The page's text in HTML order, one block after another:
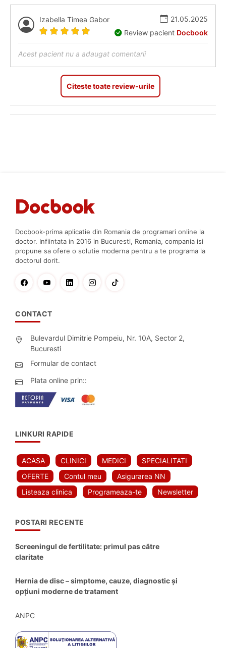
Izabella Timea Gabor
21.05.2025
Review pacient Docbook
Acest pacient nu a adaugat comentarii
Citeste toate review-urile
Docbook-prima aplicatie din Romania de programari online la
doctor. Infiintata in 2016 in Bucuresti, Romania, compania isi
propune sa ofere o solutie moderna pentru a te programa la
doctorul dorit.
CONTACT
Bulevardul Dimitrie Pompeiu, Nr. 10A, Sector 2,
Bucuresti
Formular de contact
Plata online prin::
LINKURI RAPIDE
ACASA CLINICI MEDICI
SPECIALITATI
OFERTE
Contul meu
Asigurarea NN
Listeaza clinica
Programeaza-te Newsletter
POSTARI RECENTE
Screeningul de fertilitate: primul pas către
claritate
Hernia de disc – simptome, cauze, diagnostic și
opțiuni moderne de tratament
ANPC